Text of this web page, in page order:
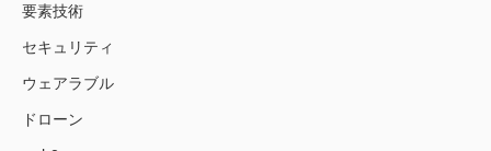
要素技術
セキュリティ
ウェアラブル
ドローン